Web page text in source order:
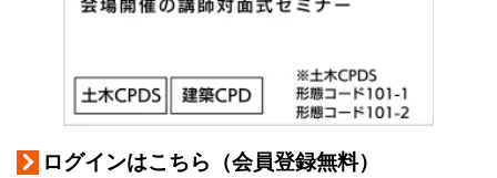
ログインはこちら（会員登録無料）